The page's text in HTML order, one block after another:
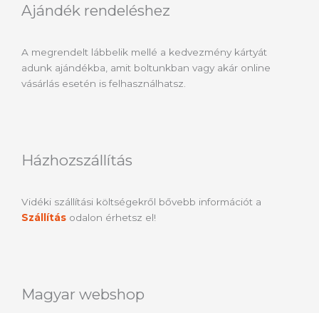
Ajándék rendeléshez
A megrendelt lábbelik mellé a kedvezmény kártyát
adunk ajándékba, amit boltunkban vagy akár online
vásárlás esetén is felhasználhatsz.
Házhozszállítás
Vidéki szállítási költségekről bővebb információt a
Szállítás odalon érhetsz el!
Magyar webshop